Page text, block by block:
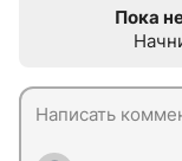
Пока